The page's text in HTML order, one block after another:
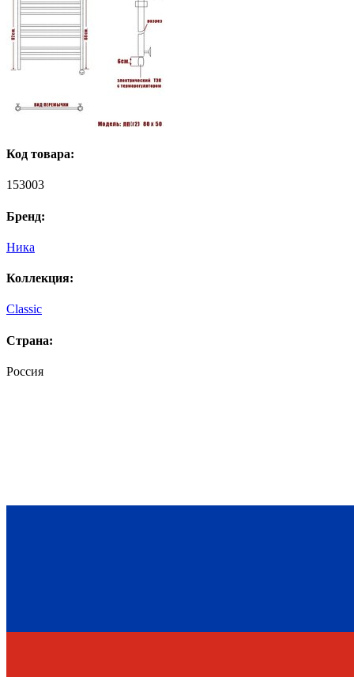
Код товара:
153003
Бренд:
Ника
Коллекция:
Classic
Страна:
Россия